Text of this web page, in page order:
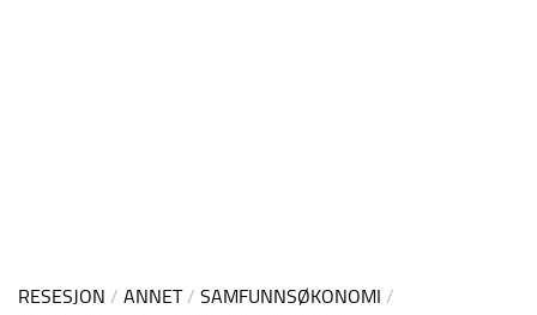
RESESJON / ANNET/ SAMFUNNSØKONOMI /